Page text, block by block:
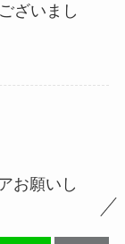
ざいまし
お願いし